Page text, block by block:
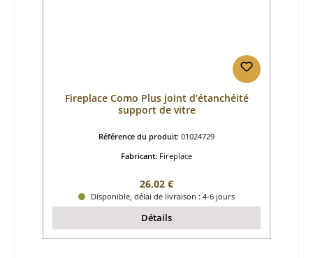
Fireplace Como Plus joint d’étanchéité
support de vitre
Référence du produit: 01024729
Fabricant: Fireplace
Prix régulier :
26,02 €
Disponible, délai de livraison : 4-6 jours
Détails